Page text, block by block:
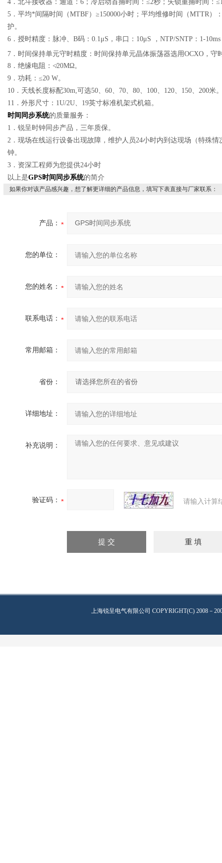
4．北斗接收器：通道：6；冷启动首捕时间：≤2秒；失锁重捕时间：
5．平均*间隔时间（MTBF）≥150000小时；平均维修时间（MTTR）
护。
6．授时精度：脉冲、B码：0.1μS，串口：10μS ，NTP/SNTP：1-10ms
7．时间保持单元守时精度：时间保持单元晶体振荡器选用OCXO，守
8．绝缘电阻：≮20MΩ。
9．功耗：≤20 W。
10．天线长度标配30m,可选50、60、70、80、100、120、150、200米
11．外形尺寸：1U/2U、19英寸标准机架式机箱。
时间同步系统的质量服务：
1．锐呈时钟同步产品，三年质保。
2．现场在线运行设备出现故障，维护人员24小时内到达现场（特殊
钟。
3．资深工程师为您提供24小时
以上是GPS时间同步系统的简介
如果你对该产品感兴趣，想了解更详细的产品信息，填写下表直接与厂家联系：
产品：
您的单位：
您的姓名：
联系电话：
常用邮箱：
省份：
详细地址：
补充说明：
验证码： 请输入计算
上海锐呈电气有限公司 COPYRIGHT(C) 2008－